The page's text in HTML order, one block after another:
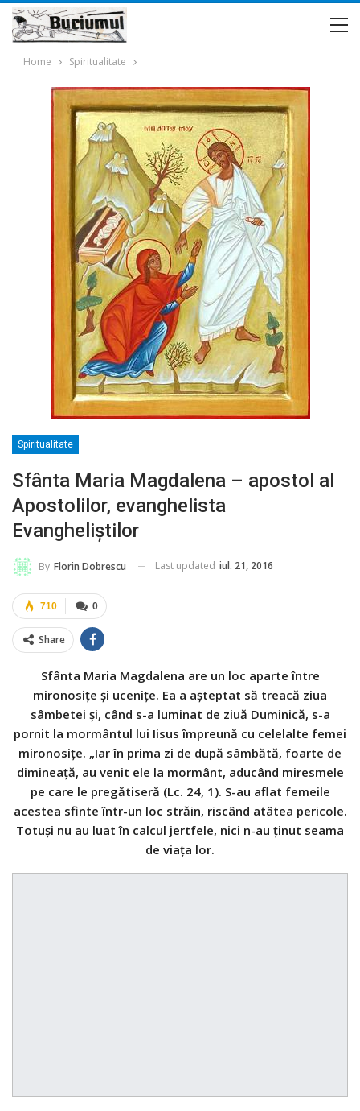
Home Spiritualitate
Spiritualitate
Sfânta Maria Magdalena – apostol al
Apostolilor, evanghelista
Evangheliștilor
By Florin Dobrescu Last updated iul. 21, 2016
0
710
Share
Sfânta Maria Magdalena are un loc aparte între
mironosițe și ucenițe. Ea a așteptat să treacă ziua
sâmbetei și, când s-a luminat de ziuă Duminică, s-a
pornit la mormântul lui Iisus împreună cu celelalte femei
mironosițe. „Iar în prima zi de după sâmbătă, foarte de
dimineață, au venit ele la mormânt, aducând miresmele
pe care le pregătiseră (Lc. 24, 1). S-au aflat femeile
acestea sfinte într-un loc străin, riscând atâtea pericole.
Totuși nu au luat în calcul jertfele, nici n-au ținut seama
de viața lor.